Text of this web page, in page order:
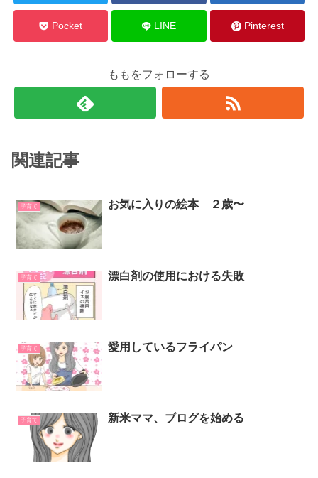
Pocket LINE Pinterest
ももをフォローする
関連記事
子育て お気に入りの絵本 ２歳〜
子育て 漂白剤の使用における失敗
子育て 愛用しているフライパン
子育て 新米ママ、ブログを始める